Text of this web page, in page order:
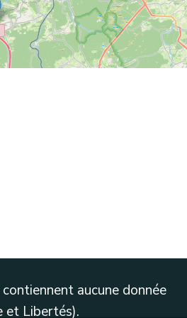
aucune donnée
et Libertés).